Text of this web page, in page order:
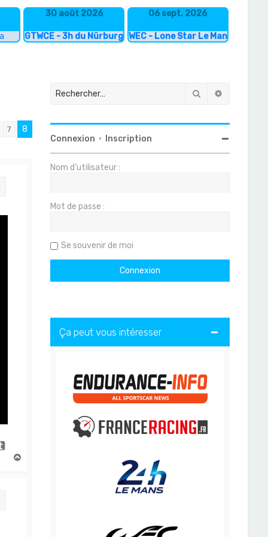
30 août 2026
GTWCE - 3h du Nürburgring
06 sept. 2026
WEC - Lone Star Le Mans
7 8
Rechercher
Connexion • Inscription
Nom d’utilisateur :
Mot de passe :
Se souvenir de moi
Ça peut vous intéresser